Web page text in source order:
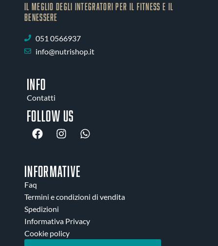
IL MEGLIO DEGLI Integratori PER IL FITNESS E IL
BENESSERE
051 0566937
info@nutrishop.it
INFO
Contatti
Follow us
INFORMATIVE
Faq
Termini e condizioni di vendita
Spedizioni
Informativa Privacy
Cookie policy